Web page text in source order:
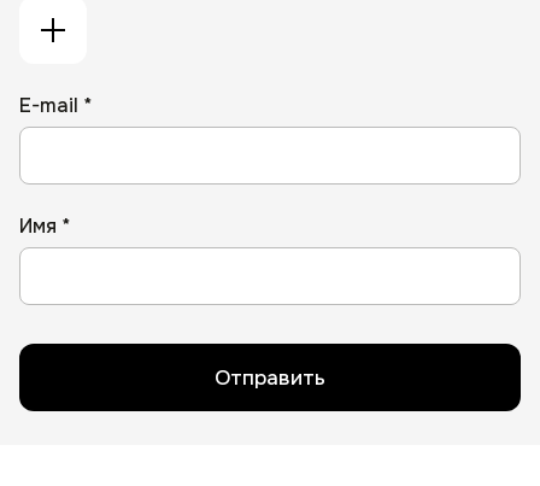
E-mail *
Имя *
Отправить